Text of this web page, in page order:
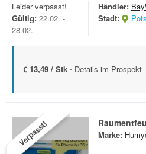
Leider verpasst!
Gültig: 22.02. -
28.02.
Händler:
Stadt:
€ 13,49 / Stk - Details im Prospekt
Verpasst! Marke: